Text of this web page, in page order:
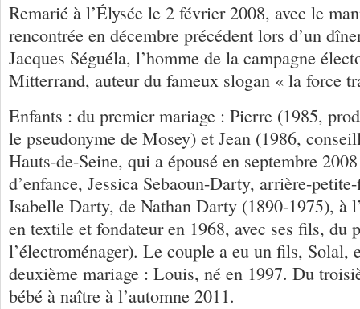
Remarié à l’Élysée le 2 février 2008, avec le
rencontrée en décembre précédent lors d’un
Jacques Séguéla, l’homme de la campagne
Mitterrand, auteur du fameux slogan « la force
Enfants : du premier mariage : Pierre (1985,
le pseudonyme de Mosey) et Jean (1986,
Hauts-de-Seine, qui a épousé en septembre
d’enfance, Jessica Sebaoun-Darty, arrière-
Isabelle Darty, de Nathan Darty (1890-1975), à
en textile et fondateur en 1968, avec ses fils, du
l’électroménager). Le couple a eu un fils, Solal,
deuxième mariage : Louis, né en 1997. Du
bébé à naître à l’automne 2011.